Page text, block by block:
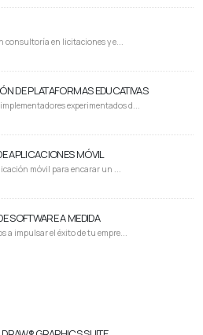
consultoría en licitaciones y e...
DE PLATAFORMAS EDUCATIVAS
experimentados d...
APLICACIONES MÓVIL
móvil para encarar un ...
SOFTWARE A MEDIDA
a impulsar el éxito de tu empre...